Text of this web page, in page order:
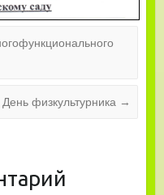
День физкультурника →